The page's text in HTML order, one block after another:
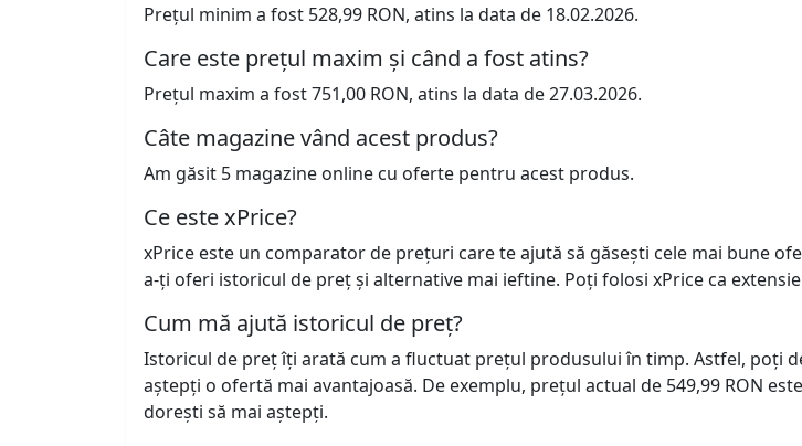
Prețul minim a fost 528,99 RON, atins la data de 18.02.2026.
Care este prețul maxim și când a fost atins?
Prețul maxim a fost 751,00 RON, atins la data de 27.03.2026.
Câte magazine vând acest produs?
Am găsit 5 magazine online cu oferte pentru acest produs.
Ce este xPrice?
xPrice este un comparator de prețuri care te ajută să găsești cele mai bune
a-ți oferi istoricul de preț și alternative mai ieftine. Poți folosi xPrice ca
Cum mă ajută istoricul de preț?
Istoricul de preț îți arată cum a fluctuat prețul produsului în timp. Astfel, poți
aștepți o ofertă mai avantajoasă. De exemplu, prețul actual de 549,99 RON
dorești să mai aștepți.